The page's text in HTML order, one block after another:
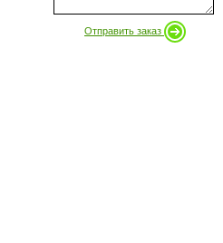
Отправить заказ